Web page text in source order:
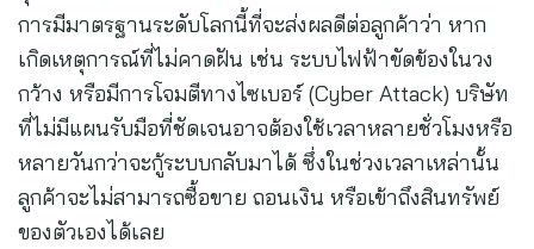
การมีมาตรฐานระดับโลกนี้ที่จะส่งผลดีต่อลูกค้าว่า หาก
เกิดเหตุการณ์ที่ไม่คาดฝัน เช่น ระบบไฟฟ้าขัดข้องในวง
กว้าง หรือมีการโจมตีทางไซเบอร์ (Cyber Attack) บริษัท
ที่ไม่มีแผนรับมือที่ชัดเจนอาจต้องใช้เวลาหลายชั่วโมงหรือ
หลายวันกว่าจะกู้ระบบกลับมาได้ ซึ่งในช่วงเวลาเหล่านั้น
ลูกค้าจะไม่สามารถซื้อขาย ถอนเงิน หรือเข้าถึงสินทรัพย์
ของตัวเองได้เลย